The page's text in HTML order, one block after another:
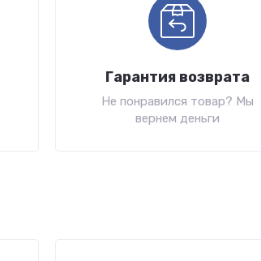
Гарантия возврата
Не понравился товар? Мы
вернем деньги